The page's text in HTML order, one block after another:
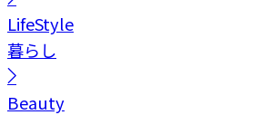
LifeStyle
暮らし
Beauty